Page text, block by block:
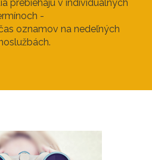
prebiehajú v individuálnych
-
oznamov na nedeľných